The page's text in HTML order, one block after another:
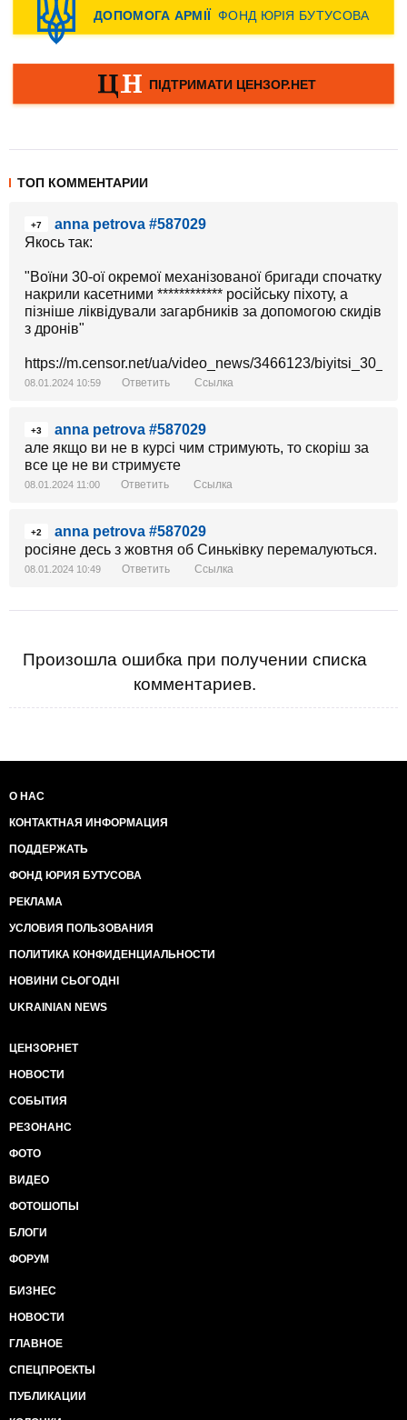
ТОП КОММЕНТАРИИ
+7
anna petrova #587029
Якось так:
"Воїни 30-ої окремої механізованої бригади спочатку
накрили касетними ************ російську піхоту, а
пізніше ліквідували загарбників за допомогою скидів
з дронів"
https://m.censor.net/ua/video_news/3466123/
08.01.2024 10:59 Ответить Ссылка
+3
anna petrova #587029
але якщо ви не в курсі чим стримують, то скоріш за
все це не ви стримуєте
08.01.2024 11:00 Ответить Ссылка
+2
anna petrova #587029
росіяне десь з жовтня об Синьківку перемалуються.
08.01.2024 10:49 Ответить Ссылка
Произошла ошибка при получении списка
комментариев.
О НАС
КОНТАКТНАЯ ИНФОРМАЦИЯ
ПОДДЕРЖАТЬ
ФОНД ЮРИЯ БУТУСОВА
РЕКЛАМА
УСЛОВИЯ ПОЛЬЗОВАНИЯ
ПОЛИТИКА КОНФИДЕНЦИАЛЬНОСТИ
НОВИНИ СЬОГОДНІ
UKRAINIAN NEWS
ЦЕНЗОР.НЕТ
НОВОСТИ
СОБЫТИЯ
РЕЗОНАНС
ФОТО
ВИДЕО
ФОТОШОПЫ
БЛОГИ
ФОРУМ
БИЗНЕС
НОВОСТИ
ГЛАВНОЕ
СПЕЦПРОЕКТЫ
ПУБЛИКАЦИИ